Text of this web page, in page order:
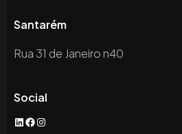
Santarém
Rua 31 de Janeiro n40
Social
LinkedIn
Facebook
Instagram